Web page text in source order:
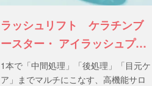
ラッシュリフト ケラチンブ
ースター・ アイラッシュプロ
エッセンス 2.0
1本で「中間処理」「後処理」「目元ケ
ア」までマルチにこなす、高機能サロ